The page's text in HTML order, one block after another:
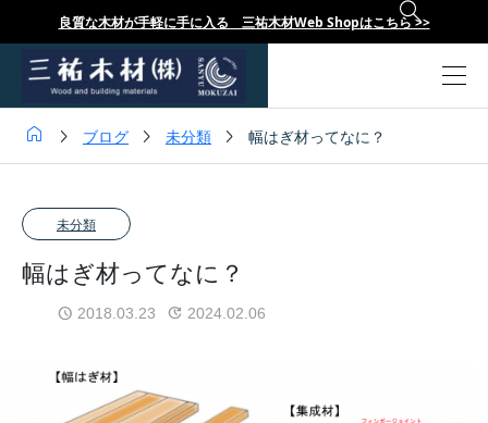
良質な木材が手軽に手に入る 三祐木材Web Shopはこちら >>

  ブログ  未分類  幅はぎ材ってなに？
未分類
幅はぎ材ってなに？
2018.03.23 2024.02.06